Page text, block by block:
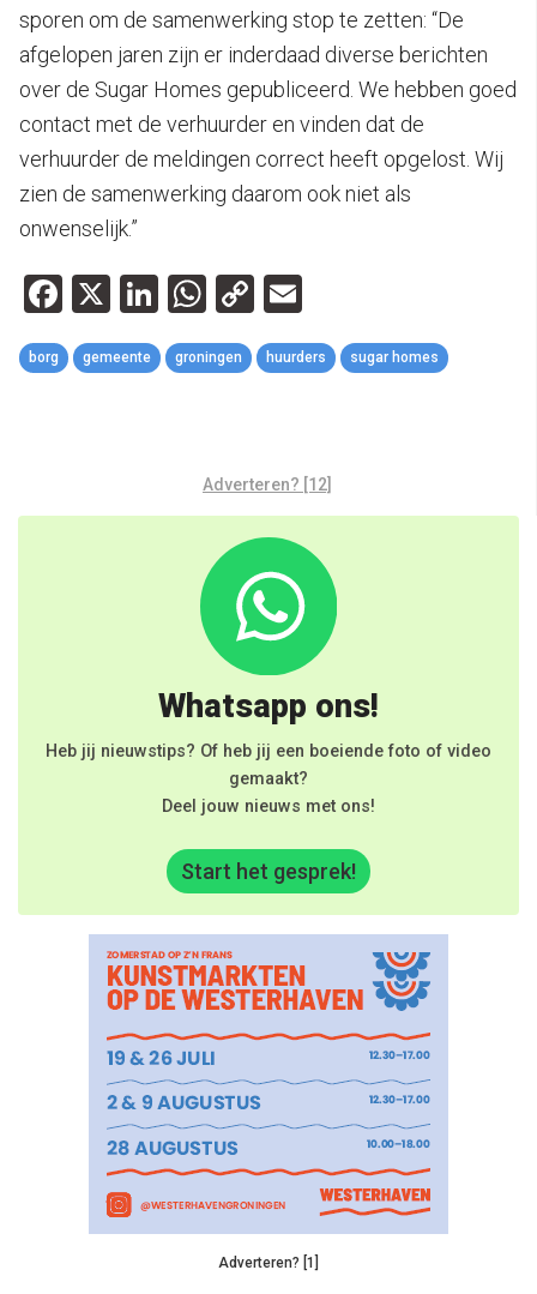
sporen om de samenwerking stop te zetten: “De
afgelopen jaren zijn er inderdaad diverse berichten
over de Sugar Homes gepubliceerd. We hebben goed
contact met de verhuurder en vinden dat de
verhuurder de meldingen correct heeft opgelost. Wij
zien de samenwerking daarom ook niet als
onwenselijk.”
Facebook
X LinkedIn
WhatsApp
Copy
Link
borg gemeente groningen huurders sugar homes
Adverteren? [12]
Whatsapp ons!
Heb jij nieuwstips? Of heb jij een boeiende foto of video
gemaakt?
Deel jouw nieuws met ons!
Start het gesprek!
Adverteren? [1]